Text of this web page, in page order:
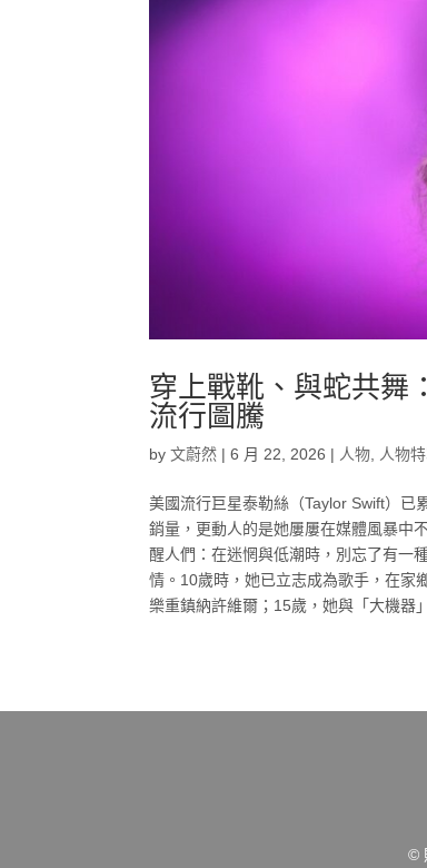
穿上戰靴、與蛇共舞
流行圖騰
by文蔚然 |6 月 22, 2026 | 人物 人物
美國流行巨星泰勒絲（Taylor Swift）已
銷量，更動人的是她屢屢在媒體風暴中
醒人們：在迷惘與低潮時，別忘了有一
情。10歲時，她已立志成為歌手，在家
樂重鎮納許維爾；15歲，她與「大機器
©